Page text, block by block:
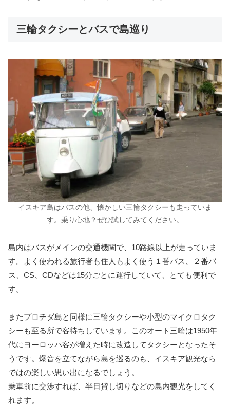
三輪タクシーとバスで島巡り
イスキア島はバスの他、懐かしい三輪タクシーも走っていま
す。乗り心地？ぜひ試してみてください。
島内はバスがメインの交通機関で、10路線以上が走っていま
す。よく使われる旅行者も住人もよく使う１番バス、２番バ
ス、CS、CDなどは15分ごとに運行していて、とても便利で
す。
またプロチダ島と同様に三輪タクシーや小型のマイクロタク
シーも至る所で客待ちしています。このオート三輪は1950年
代にヨーロッパ客が増えた時に改造してタクシーとなったそ
うです。爆音を立てながら島を巡るのも、イスキア観光なら
ではの楽しい思い出になるでしょう。
乗車前に交渉すれば、半日貸し切りなどの島内観光をしてく
れます。